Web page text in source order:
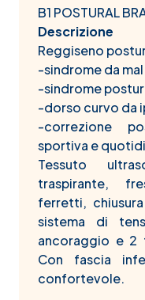
B1 POSTURAL
Descrizione
Reggiseno
-sindrome da
-sindrome
-dorso curvo da
-correzione
sportiva e
Tessuto
traspirante,
ferretti,
sistema di
ancoraggio e 2
Con fascia
confortevole.